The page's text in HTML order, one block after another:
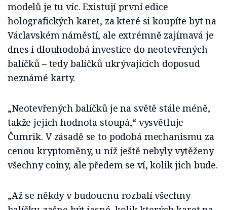
modelů je tu víc. Existují první edice
holografických karet, za které si koupíte byt na
Václavském náměstí, ale extrémně zajímavá je
dnes i dlouhodobá investice do neotevřených
balíčků – tedy balíčků ukrývajících doposud
neznámé karty.
„Neotevřených balíčků je na světě stále méně,
takže jejich hodnota stoupá,“ vysvětluje
Čumrik. V zásadě se to podobá mechanismu za
cenou kryptoměny, u níž ještě nebyly vytěženy
všechny coiny, ale předem se ví, kolik jich bude.
„Až se někdy v budoucnu rozbalí všechny